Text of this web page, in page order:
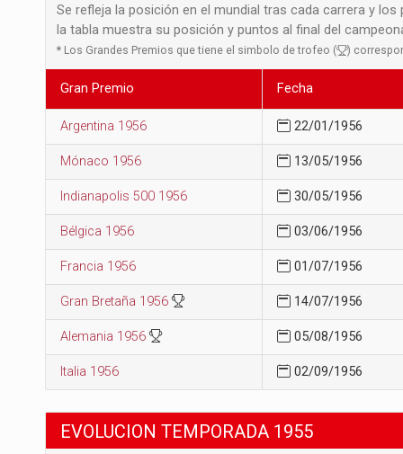
Se refleja la posición en el mundial tras cada carrera y
la tabla muestra su posición y puntos al final del
* Los Grandes Premios que tiene el simbolo de trofeo ( )
Gran Premio Fecha
Argentina 1956 22/01/1956
Mónaco 1956 13/05/1956
Indianapolis 500 1956 30/05/1956
Bélgica 1956 03/06/1956
Francia 1956 01/07/1956
Gran Bretaña 1956 14/07/1956
Alemania 1956 05/08/1956
Italia 1956 02/09/1956
EVOLUCION TEMPORADA 1955